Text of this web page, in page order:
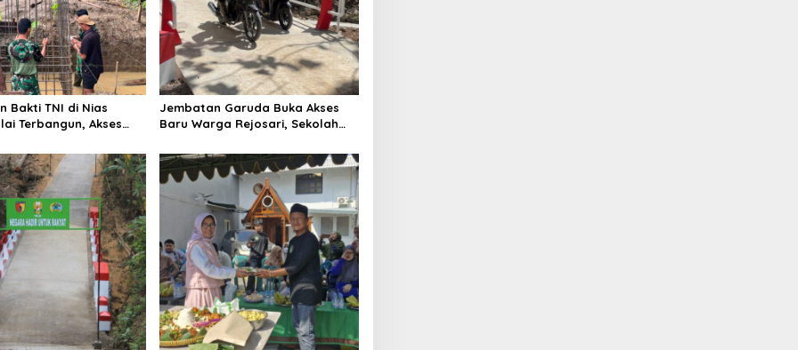
Bakti TNI di Nias
Terbangun, Akses
Jembatan Garuda Buka Akses
Baru Warga Rejosari, Sekolah
Kian Lancar